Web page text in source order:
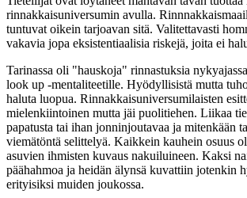
rinnakkaisuniversumin avulla.
tuntuvat oikein tarjoavan sitä. Valitettavasti
vakavia jopa eksistentiaalisia riskejä, joita ei
Tarinassa oli "hauskoja" rinnastuksia
look up -mentaliteetille. Hyödyllisistä mutta
haluta luopua. Rinnakkaisuniversumilaisten
mielenkiintoinen mutta jäi puolitiehen. Liikaa
papatusta tai ihan jonninjoutavaa ja mitenkään
viemätöntä selittelyä. Kaikkein kauhein osuus
asuvien ihmisten kuvaus nakuiluineen. Kaksi
päähahmoa ja heidän älynsä kuvattiin jotenkin
erityisiksi muiden joukossa.